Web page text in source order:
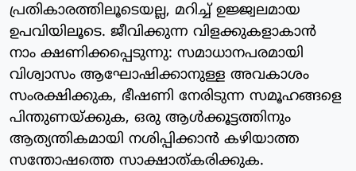
പ്രതികാരത്തിലൂടെയല്ല, മറിച്ച് ഉജ്ജ്വലമായ
ഉപവിയിലൂടെ. ജീവിക്കുന്ന വിളക്കുകളാകാന്‍
നാം ക്ഷണിക്കപ്പെടുന്നു: സമാധാനപരമായി
വിശ്വാസം ആഘോഷിക്കാനുള്ള അവകാശം
സംരക്ഷിക്കുക, ഭീഷണി നേരിടുന്ന സമൂഹങ്ങളെ
പിന്തുണയ്ക്കുക, ഒരു ആള്‍ക്കൂട്ടത്തിനും
ആത്യന്തികമായി നശിപ്പിക്കാന്‍ കഴിയാത്ത
സന്തോഷത്തെ സാക്ഷാത്കരിക്കുക.